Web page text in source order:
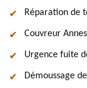
Réparation de
Couvreur
Urgence fuite
Démoussage